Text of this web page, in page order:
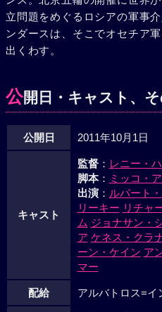
立問題をめぐるロシアの軍事
ンダースは、そこでオセチア
出くわす。
公開日・キャスト、
公開日 2011年10月1日
キャスト
監督： レニー・
脚本： ミッコ・
出演： ルパート
リーキー リチャ
ム ジョナサン・
ア ケネス・クラ
ーン・ケイン ア
マー
配給 アルバトロス=イ